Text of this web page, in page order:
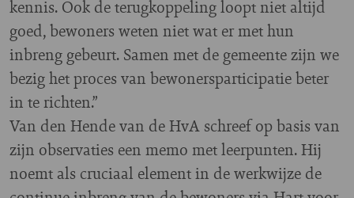
kennis. Ook de terugkoppeling loopt niet altijd
goed, bewoners weten niet wat er met hun
inbreng gebeurt. Samen met de gemeente zijn we
bezig het proces van bewonersparticipatie beter
in te richten.”
Van den Hende van de HvA schreef op basis van
zijn observaties een memo met leerpunten. Hij
noemt als cruciaal element in de werkwijze de